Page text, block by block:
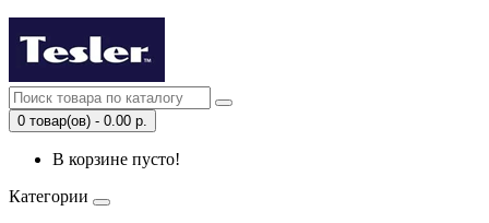
0 товар(ов) - 0.00 р.
В корзине пусто!
Категории